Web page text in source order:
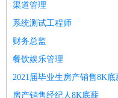
渠道管理
系统测试工程师
财务总监
餐饮娱乐管理
2021届毕业生房产销售8K底
房产销售经纪人8K底薪